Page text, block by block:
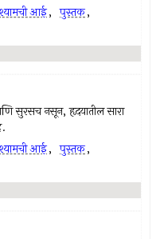
आई, पुस्तक,
सुरसच नसून, हृदयातील सारा
आई, पुस्तक,